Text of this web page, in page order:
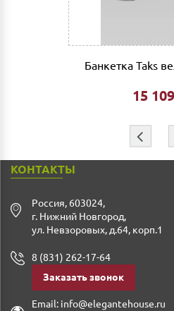
фиксированной- 3% от
Дата доставки, выгрузки и
индивидуально.
Ждем Вас в нашем салоне и
⇦
Банкетка Taks
15 109
КОНТАКТЫ
Россия, 603024,
г. Нижний Новгород,
ул. Невзоровых, д.64, корп.1
8 (831) 262-17-64
Заказать звонок
Email: info@elegantehouse.ru